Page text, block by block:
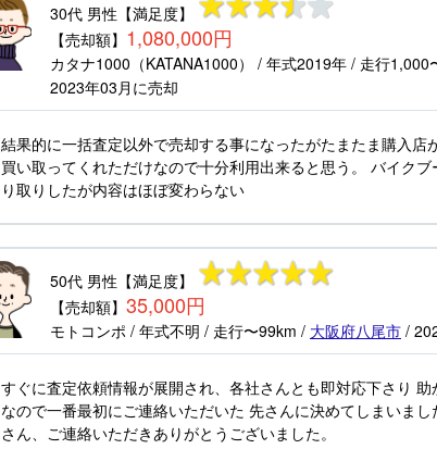
30代 男性 【満足度】
【売却額】 1,080,000円
カタナ1000（KATANA1000） / 年式2019年 / 走行1,000
2023年03月 に売却
結果的に一括査定以外で売却する事になったがたまたま購入店
買い取ってくれただけなので十分利用出来ると思う。 バイク
り取りしたが内容はほぼ変わらない
50代 男性 【満足度】
【売却額】 35,000円
モトコンポ / 年式不明 / 走行〜99km / 大阪府八尾市 /
すぐに査定依頼情報が展開され、各社さんとも即対応下さり
なので一番最初にご連絡いただいた 先さんに決めてしまいま
さん、ご連絡いただきありがとうございました。